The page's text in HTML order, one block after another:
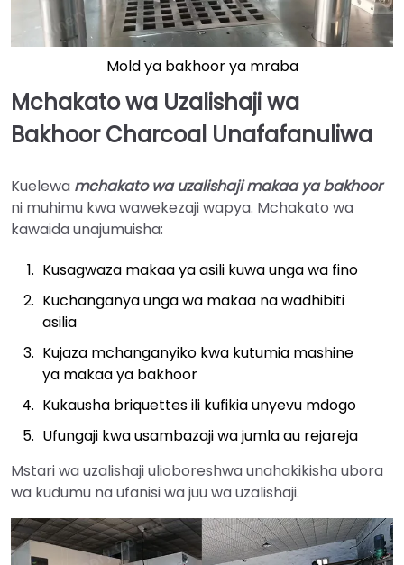
Mold ya bakhoor ya mraba
Mchakato wa Uzalishaji wa
Bakhoor Charcoal Unafafanuliwa
Kuelewa mchakato wa uzalishaji makaa ya bakhoor
ni muhimu kwa wawekezaji wapya. Mchakato wa
kawaida unajumuisha:
Kusagwaza makaa ya asili kuwa unga wa fino
Kuchanganya unga wa makaa na wadhibiti
asilia
Kujaza mchanganyiko kwa kutumia mashine
ya makaa ya bakhoor
Kukausha briquettes ili kufikia unyevu mdogo
Ufungaji kwa usambazaji wa jumla au rejareja
Mstari wa uzalishaji ulioboreshwa unahakikisha ubora
wa kudumu na ufanisi wa juu wa uzalishaji.